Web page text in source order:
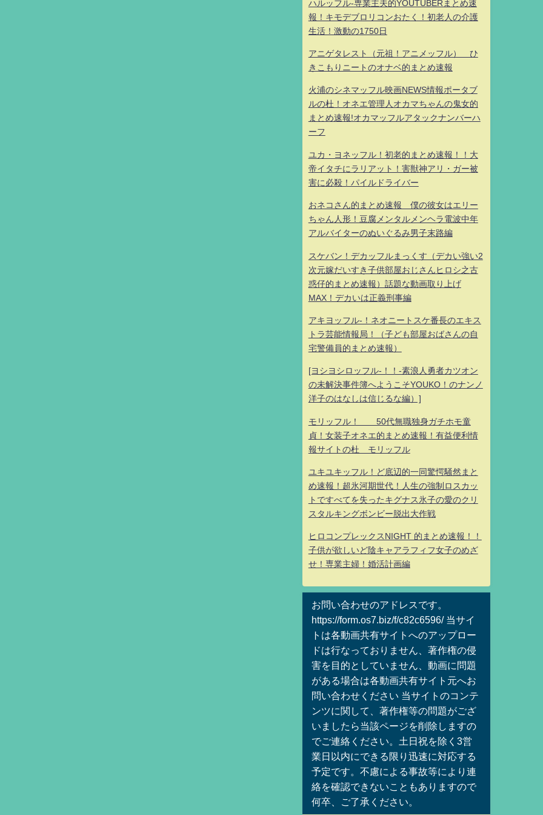
ハルッフル-専業主夫的YOUTUBERまとめ速
報！キモデブロリコンおたく！初老人の介護
生活！激動の1750日
アニゲタレスト（元祖！アニメッフル） ひ
きこもりニートのオナベ的まとめ速報
火浦のシネマッフル映画NEWS情報ポータブ
ルの杜！オネエ管理人オカマちゃんの鬼女的
まとめ速報!オカマッフルアタックナンバーハ
ーフ
ユカ・ヨネッフル！初老的まとめ速報！！大
帝イタチにラリアット！害獣神アリ・ガー被
害に必殺！パイルドライバー
おネコさん的まとめ速報 僕の彼女はエリー
ちゃん人形！豆腐メンタルメンヘラ電波中年
アルバイターのぬいぐるみ男子末路編
スケバン！デカッフルまっくす（デカい強い2
次元嫁だいすき子供部屋おじさんヒロシ之古
惑仔的まとめ速報）話題な動画取り上げ
MAX！デカいは正義刑事編
アキヨッフル-！ネオニートスケ番長のエキス
トラ芸能情報局！（子ども部屋おばさんの自
宅警備員的まとめ速報）
[ヨシヨシロッフル-！！-素浪人勇者カツオン
の未解決事件簿へようこそYOUKO！のナンノ
洋子のはなしは信じるな編）]
モリッフル！ 50代無職独身ガチホモ童
貞！女装子オネエ的まとめ速報！有益便利情
報サイトの杜 モリッフル
ユキユキッフル！ど底辺的一同驚愕騒然まと
め速報！超氷河期世代！人生の強制ロスカッ
トですべてを失ったキグナス氷子の愛のクリ
スタルキングボンビー脱出大作戦
ヒロコンプレックスNIGHT 的まとめ速報！！
子供が欲しいど陰キャアラフィフ女子のめざ
せ！専業主婦！婚活計画編
お問い合わせのアドレスです。
https://form.os7.biz/f/c82c6596/ 当サイ
トは各動画共有サイトへのアップロー
ドは行なっておりません、著作権の侵
害を目的としていません、動画に問題
がある場合は各動画共有サイト元へお
問い合わせください 当サイトのコンテ
ンツに関して、著作権等の問題がござ
いましたら当該ページを削除しますの
でご連絡ください。土日祝を除く3営
業日以内にできる限り迅速に対応する
予定です。不慮による事故等により連
絡を確認できないこともありますので
何卒、ご了承ください。